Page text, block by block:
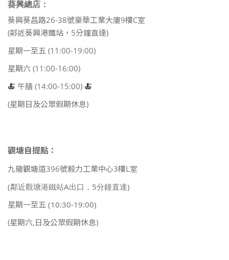
葵興總店：
葵興葵昌路26-38號豪華工業大廈9樓C室
(鄰近葵興港鐵站，5分鐘直達)
星期一至五 (11:00-19:00)
星期六 (11:00-16:00)
🍝 午膳 (14:00-15:00) 🍝
(星期日及公眾假期休息)
觀塘自提點：
九龍觀塘道396號毅力工業中心3樓L室
(鄰近觀塘港鐵站A出口，5分鐘直達)
星期一至五 (10:30-19:00)
(星期六,日及公眾假期休息)